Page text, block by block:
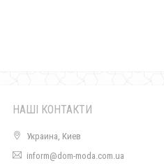
НАШІ КОНТАКТИ
Украина, Киев
inform@dom-moda.com.ua